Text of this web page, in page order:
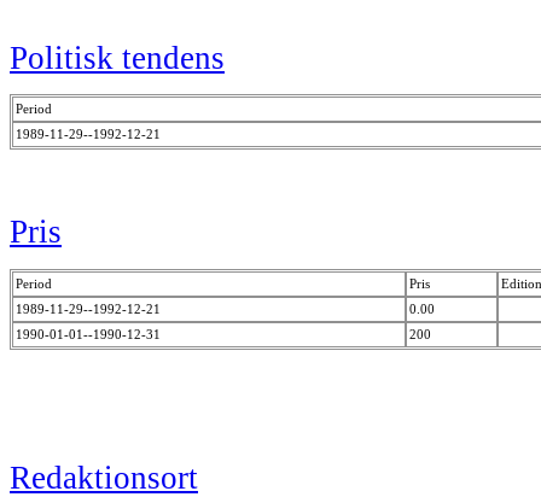
Politisk tendens
Period
1989-11-29--1992-12-21
Pris
Period Pris
Edition
1989-11-29--1992-12-21
0.00
1990-01-01--1990-12-31
200
Redaktionsort